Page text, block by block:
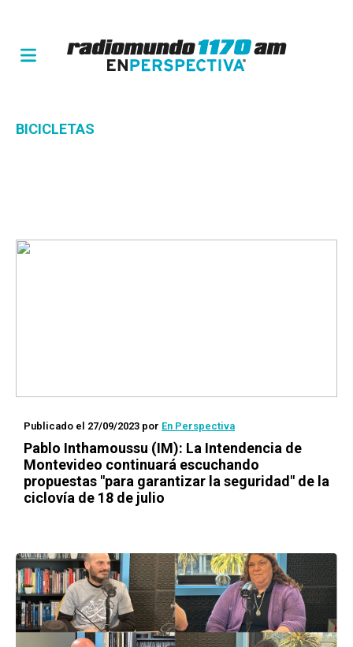
BICICLETAS
Publicado el 27/09/2023 por En Perspectiva
Pablo Inthamoussu (IM): La Intendencia de
Montevideo continuará escuchando
propuestas "para garantizar la seguridad" de la
ciclovía de 18 de julio